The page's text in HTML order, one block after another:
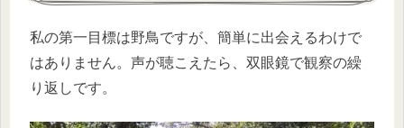
私の第一目標は野鳥ですが、簡単に出会えるわけで
はありません。声が聴こえたら、双眼鏡で観察の繰
り返しです。